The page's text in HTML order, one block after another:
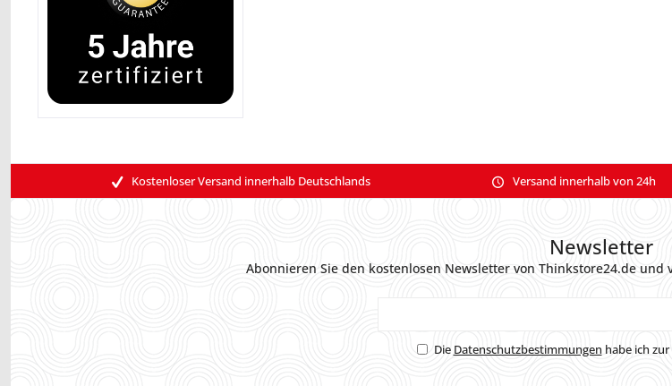
Kostenloser Versand innerhalb Deutschlands Versand innerhalb von 24h
Newsletter
Abonnieren Sie den kostenlosen Newsletter von Thinkstore24.de
Die Datenschutzbestimmungen habe ich